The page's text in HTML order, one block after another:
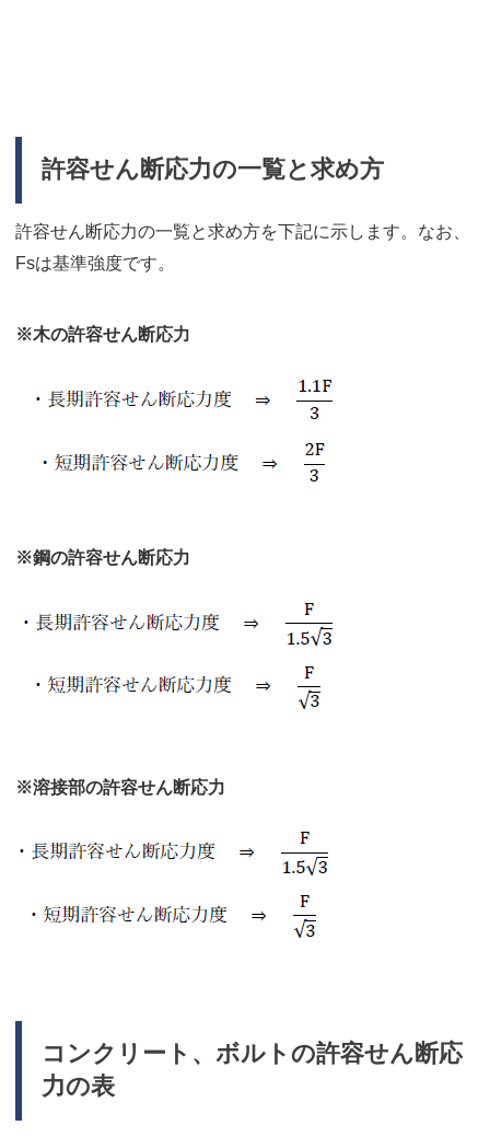
許容せん断応力の一覧と求め方
許容せん断応力の一覧と求め方を下記に示します。なお、
Fsは基準強度です。
※木の許容せん断応力
※鋼の許容せん断応力
※溶接部の許容せん断応力
コンクリート、ボルトの許容せん断応
力の表